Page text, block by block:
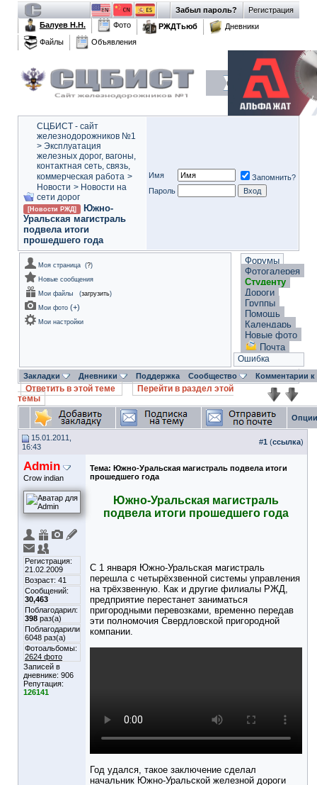
Регистрация
Забыл пароль?
Балуев Н.Н.
Фото РЖДТьюб
Дневники
Файлы
Объявления
СЦБИСТ - сайт
железнодорожников №1
> Эксплуатация
железных дорог, вагоны,
контактная сеть, связь,
коммерческая работа >
Новости > Новости на
сети дорог
[Новости РЖД]
Южно-
Уральская магистраль
подвела итоги
прошедшего года
Имя
Запомнить?
Пароль
Моя страница (?)
Новые сообщения
Мои файлы
(загрузить)
Мои фото (+)
Мои настройки
Форумы
Фотогалерея
Студенту
Дороги
Группы
Помощь
Календарь
Новые фото
Почта
Ошибка
Закладки Дневники Поддержка Сообщество Комментарии
Ответить в этой теме
Перейти в раздел этой
темы
15.01.2011,
16:43
#1 (ссылка)
Admin
Crow indian
Регистрация:
21.02.2009
Возраст: 41
Сообщений:
30,463
Поблагодарил:
398 раз(а)
Поблагодарили
6048 раз(а)
Фотоальбомы:
2624 фото
Записей в
дневнике: 906
Репутация:
126141
Тема: Южно-Уральская магистраль подвела итоги
прошедшего года
Южно-Уральская магистраль
подвела итоги прошедшего года
С 1 января Южно-Уральская магистраль
перешла с четырёхзвенной системы управления
на трёхзвенную. Как и другие филиалы РЖД,
предприятие перестанет заниматься
пригородными перевозками, временно передав
эти полномочия Свердловской пригородной
компании.
Год удался, такое заключение сделал
начальник Южно-Уральской железной дороги